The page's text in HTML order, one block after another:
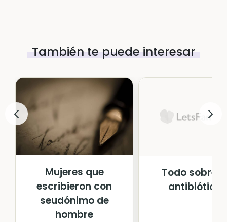
También te puede interesar
Mujeres que
escribieron con
seudónimo de
hombre
Todo sobre
antibióticos